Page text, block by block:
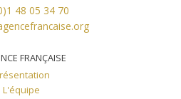
48 05 34 70
FRANÇAISE
L'équipe